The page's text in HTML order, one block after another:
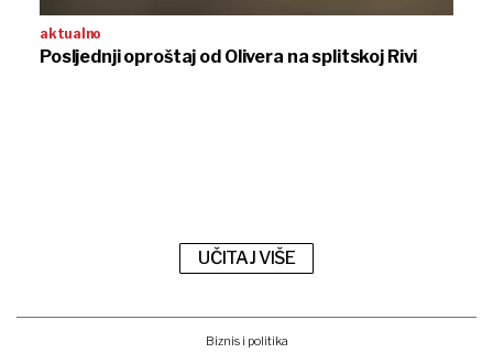
aktualno
Posljednji oproštaj od Olivera na splitskoj Rivi
UČITAJ VIŠE
Biznis i politika